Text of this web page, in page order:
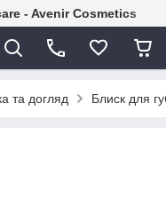
- Avenir Cosmetics
та догляд Блиск для